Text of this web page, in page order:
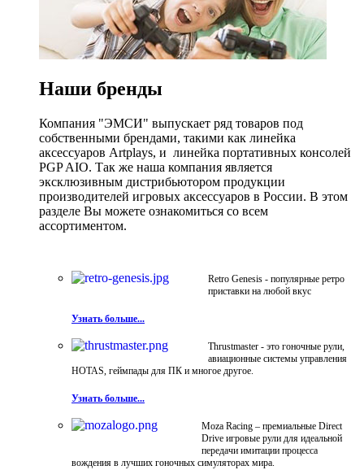
Наши бренды
Компания "ЭМСИ" выпускает ряд товаров под
собственными брендами, такими как линейка
аксессуаров Artplays, и линейка портативных консолей
PGP AIO. Так же наша компания является
эксклюзивным дистрибьютором продукции
производителей игровых аксессуаров в России. В этом
разделе Вы можете ознакомиться со всем
ассортиментом.
Retro Genesis - популярные ретро
приставки на любой вкус
Узнать больше...
Thrustmaster - это гоночные рули,
авиационные системы управления
HOTAS, геймпады для ПК и многое другое.
Узнать больше...
Moza Racing – премиальные Direct
Drive игровые рули для идеальной
передачи имитации процесса
вождения в лучших гоночных симуляторах мира.